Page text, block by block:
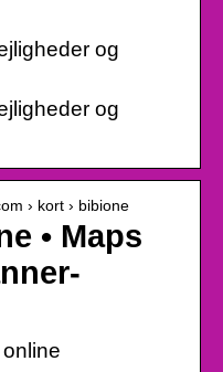
og
og
› kort › bibione
• Maps